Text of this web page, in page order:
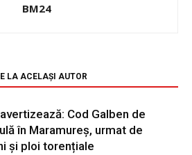
BM24
LA ACELAȘI AUTOR
Cod Galben de
în Maramureș, urmat de
și ploi torențiale